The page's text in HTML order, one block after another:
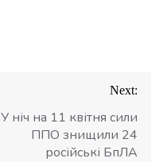
Next:
У ніч на 11 квітня сили
ППО знищили 24
російські БпЛА